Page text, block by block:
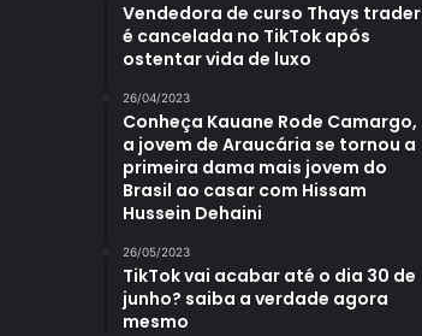
Vendedora de curso Thays trader
é cancelada no TikTok após
ostentar vida de luxo
26/04/2023
Conheça Kauane Rode Camargo,
a jovem de Araucária se tornou a
primeira dama mais jovem do
Brasil ao casar com Hissam
Hussein Dehaini
26/05/2023
TikTok vai acabar até o dia 30 de
junho? saiba a verdade agora
mesmo